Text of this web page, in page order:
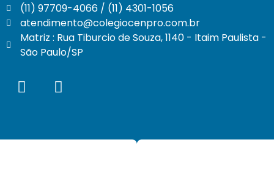
(11) 97709-4066 / (11) 4301-1056
atendimento@colegiocenpro.com.br
Matriz : Rua Tiburcio de Souza, 1140 - Itaim Paulista -
São Paulo/SP